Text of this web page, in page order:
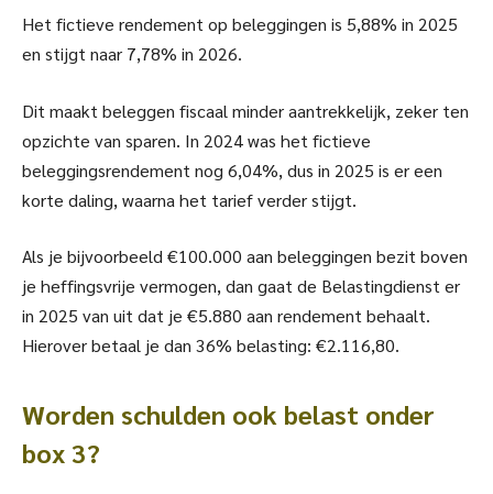
Het fictieve rendement op beleggingen is 5,88% in 2025
en stijgt naar 7,78% in 2026.
Dit maakt beleggen fiscaal minder aantrekkelijk, zeker ten
opzichte van sparen. In 2024 was het fictieve
beleggingsrendement nog 6,04%, dus in 2025 is er een
korte daling, waarna het tarief verder stijgt.
Als je bijvoorbeeld €100.000 aan beleggingen bezit boven
je heffingsvrije vermogen, dan gaat de Belastingdienst er
in 2025 van uit dat je €5.880 aan rendement behaalt.
Hierover betaal je dan 36% belasting: €2.116,80.
Worden schulden ook belast onder
box 3?